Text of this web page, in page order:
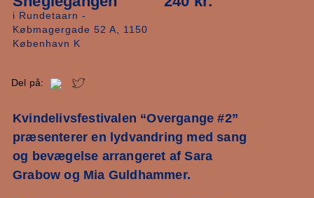
i Rundetaarn -
Købmagergade 52 A, 1150
København K
Del på:
Kvindelivsfestivalen “Overgange #2”
præsenterer en lydvandring med sang
og bevægelse arrangeret af Sara
Grabow og Mia Guldhammer.